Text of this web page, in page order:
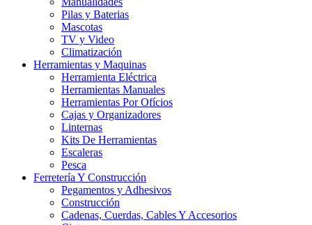
Pilas y Baterias
Mascotas
TV y Video
Climatización
Herramientas y Maquinas
Herramienta Eléctrica
Herramientas Manuales
Herramientas Por Ofícios
Cajas y Organizadores
Linternas
Kits De Herramientas
Escaleras
Pesca
Ferretería Y Construcción
Pegamentos y Adhesivos
Construcción
Cadenas, Cuerdas, Cables Y Accesorios